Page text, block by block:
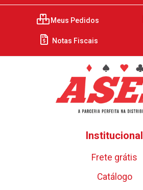
Meus Pedidos
Notas Fiscais
Institucional
Frete grátis
Catálogo